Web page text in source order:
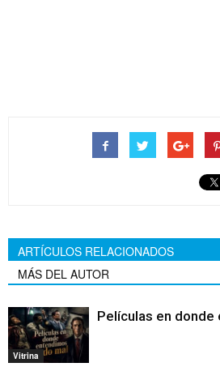
ARTÍCULOS RELACIONADOS
MÁS DEL AUTOR
Vitrina
Películas en